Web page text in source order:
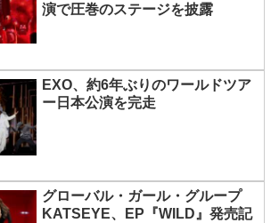
演で圧巻のステージを披露
EXO、約6年ぶりのワールドツア
ー日本公演を完走
グローバル・ガール・グループ
KATSEYE、EP『WILD』発売記